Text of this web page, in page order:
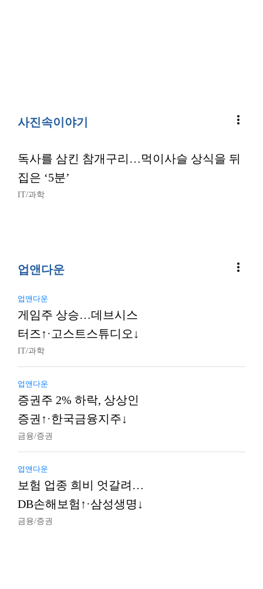
사진속이야기 more_vert
독사를 삼킨 참개구리…먹이사슬 상식을 뒤
집은 ‘5분’
IT/과학
업앤다운 more_vert
업앤다운
게임주 상승…데브시스
터즈↑·고스트스튜디오↓
IT/과학
업앤다운
증권주 2% 하락, 상상인
증권↑·한국금융지주↓
금융/증권
업앤다운
보험 업종 희비 엇갈려…
DB손해보험↑·삼성생명↓
금융/증권